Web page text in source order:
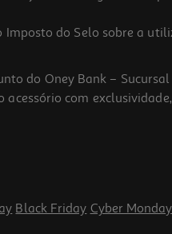
do Selo sobre a
do Oney Bank –
com
Black Friday Cyber Monday